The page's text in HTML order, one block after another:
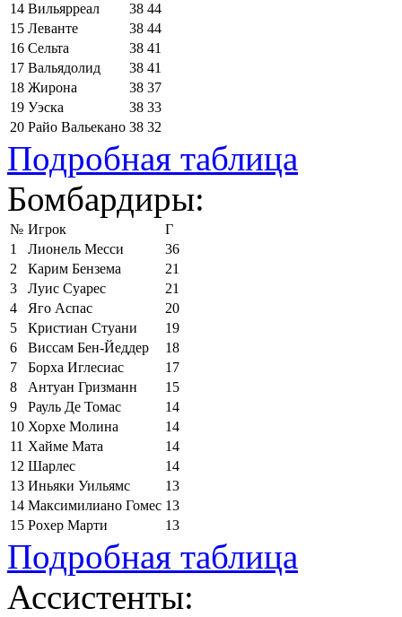
14 Вильярреал 38 44
15 Леванте 38 44
16 Сельта 38 41
17 Вальядолид 38 41
18 Жирона 38 37
19 Уэска 38 33
20 Райо Вальекано 38 32
Подробная таблица
Бомбардиры:
№ Игрок
Г
1
Лионель Месси
36
2
Карим Бензема
21
3
Луис Суарес
21
4
Яго Аспас
20
5
Кристиан Стуани
19
6
Виссам Бен-Йеддер
18
7
Борха Иглесиас
17
8
Антуан Гризманн
15
9
Рауль Де Томас
14
10 Хорхе Молина
14
11 Хайме Мата
14
12 Шарлес
14
13 Иньяки Уильямс
13
14 Максимилиано Гомес 13
15 Рохер Марти 13
Подробная таблица
Ассистенты: